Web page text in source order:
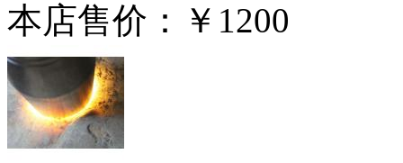
本店售价：
￥1200